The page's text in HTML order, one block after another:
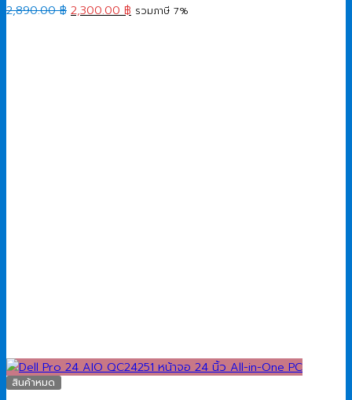
2,890.00฿ Original
2,300.00 ฿ Current
รวมภาษี 7%
สินค้าหมด